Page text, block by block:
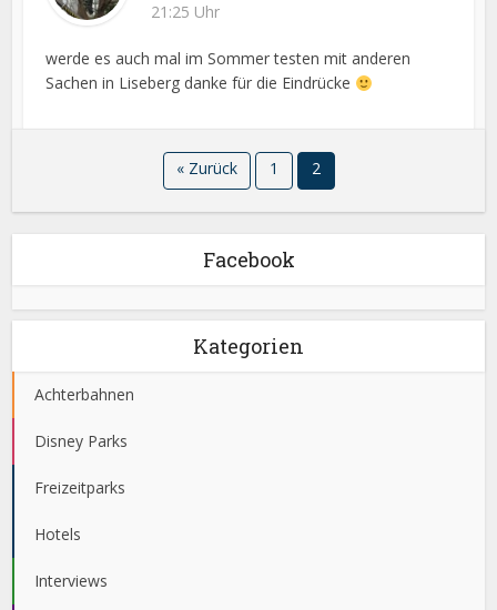
21:25 Uhr
werde es auch mal im Sommer testen mit anderen
Sachen in Liseberg danke für die Eindrücke
« Zurück 1 2
Facebook
Kategorien
Achterbahnen
Disney Parks
Freizeitparks
Hotels
Interviews